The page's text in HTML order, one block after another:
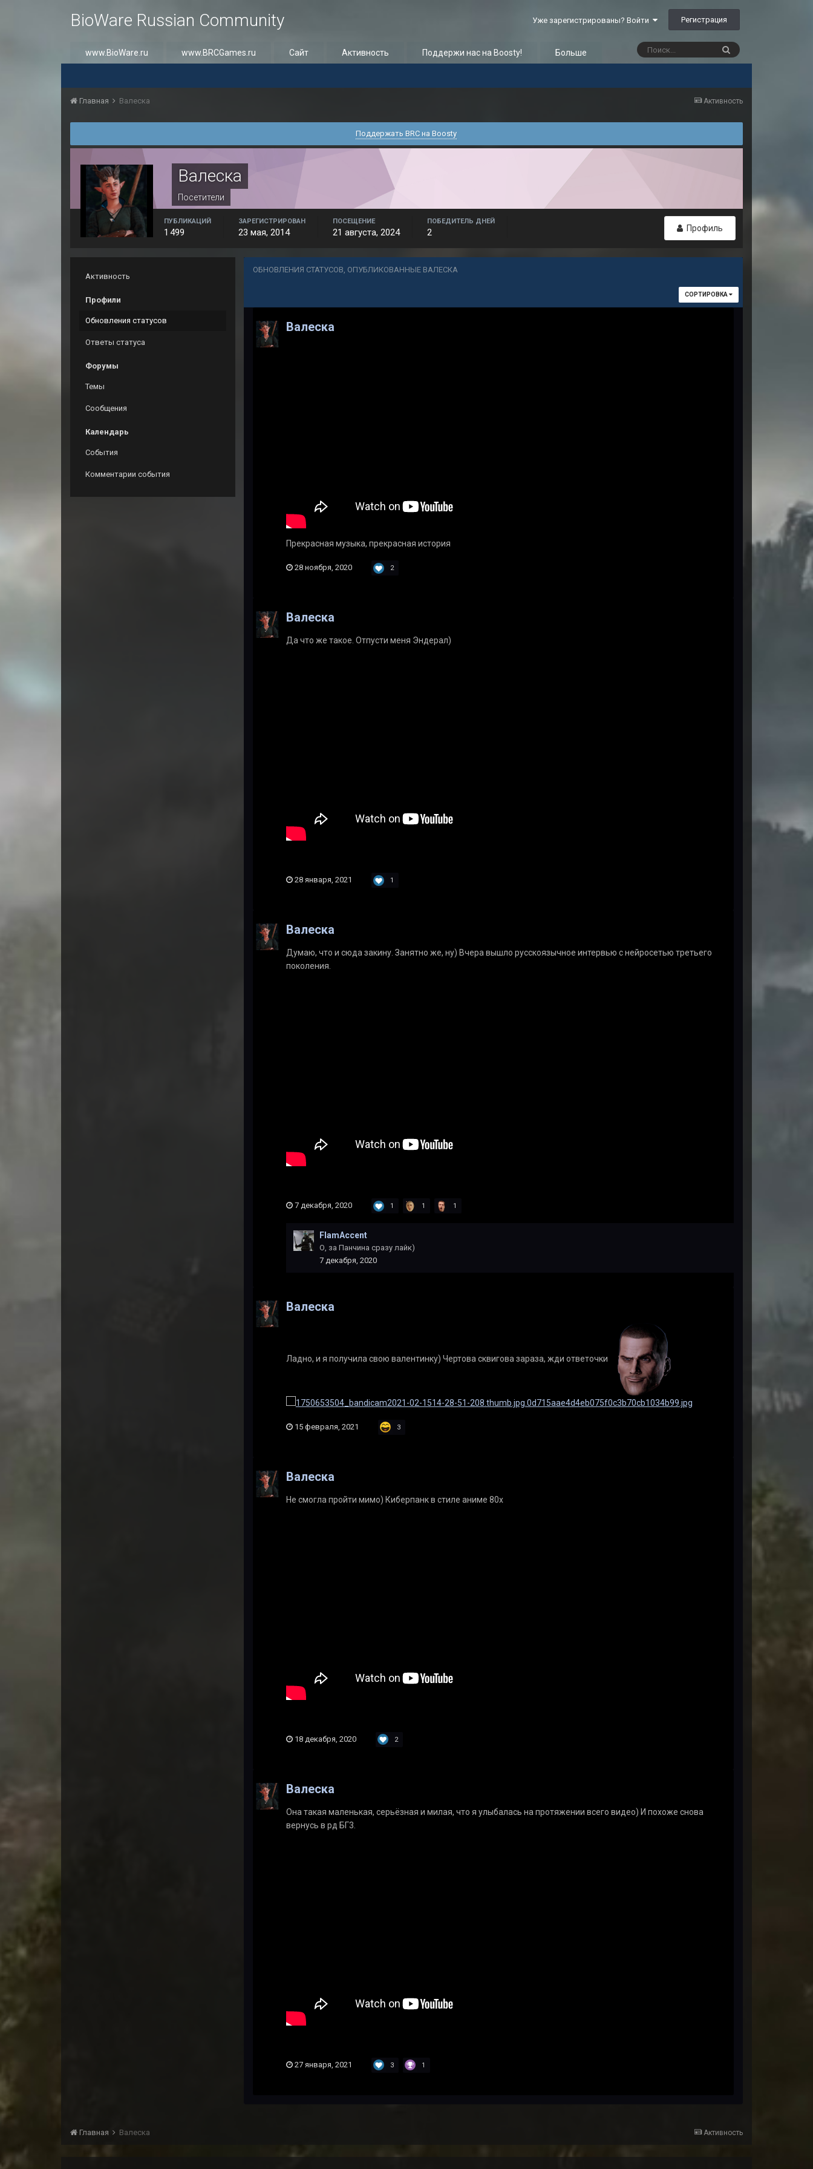
BioWare Russian Community Уже зарегистрированы? Войти Регистрация
www.BioWare.ru www.BRCGames.ru Сайт Активность Поддержи нас на Boosty! Больше
Активность
Главная Валеска
Поддержать BRC на Boosty
Валеска
Посетители
Профиль
ПУБЛИКАЦИЙ
1 499
ЗАРЕГИСТРИРОВАН
23 мая, 2014
ПОСЕЩЕНИЕ
21 августа, 2024
ПОБЕДИТЕЛЬ ДНЕЙ
2
Активность
Профили
Обновления статусов
Ответы статуса
Форумы
Темы
Сообщения
Календарь
События
Комментарии события
ОБНОВЛЕНИЯ СТАТУСОВ, ОПУБЛИКОВАННЫЕ ВАЛЕСКА
СОРТИРОВКА
Валеска
Прекрасная музыка, прекрасная история
28 ноября, 2020 2
Валеска
Да что же такое. Отпусти меня Эндерал)
28 января, 2021 1
Валеска
Думаю, что и сюда закину. Занятно же, ну) Вчера вышло русскоязычное интервью с нейросетью третьего
поколения.
7 декабря, 2020 1 1 1
FlamAccent
О, за Панчина сразу лайк)
7 декабря, 2020
Валеска
Ладно, и я получила свою валентинку) Чертова сквигова зараза, жди ответочки
15 февраля, 2021 3
Валеска
Не смогла пройти мимо) Киберпанк в стиле аниме 80х
18 декабря, 2020 2
Валеска
Она такая маленькая, серьёзная и милая, что я улыбалась на протяжении всего видео) И похоже снова
вернусь в рд БГ3.
27 января, 2021 3 1
Активность
Главная Валеска